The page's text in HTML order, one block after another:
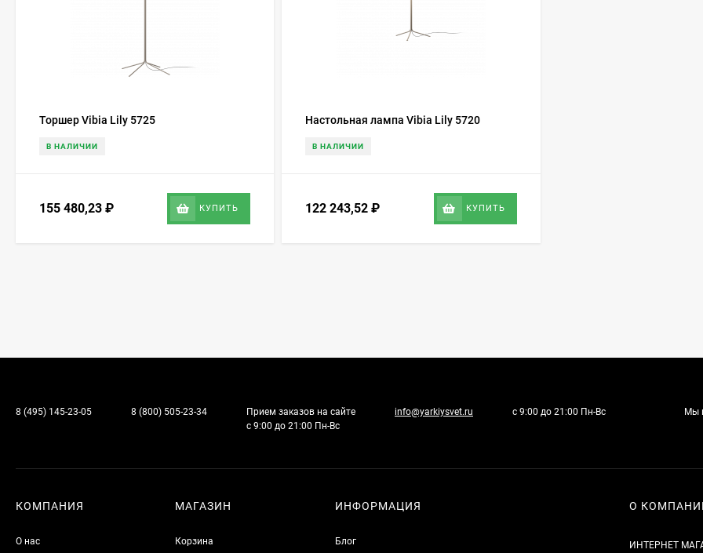
Торшер Vibia Lily 5725
В НАЛИЧИИ
155 480,23 ₽ КУПИТЬ
Настольная лампа Vibia Lily 5720
В НАЛИЧИИ
122 243,52₽ КУПИТЬ
8 (495) 145-23-05 8 (800) 505-23-34
Прием заказов на сайте
с 9:00 до 21:00 Пн-Вс
info@yarkiysvet.ru с 9:00 до 21:00 Пн-Вс Мы
КОМПАНИЯ
О нас
МАГАЗИН
Корзина
ИНФОРМАЦИЯ
Блог
О
ИНТЕРНЕТ